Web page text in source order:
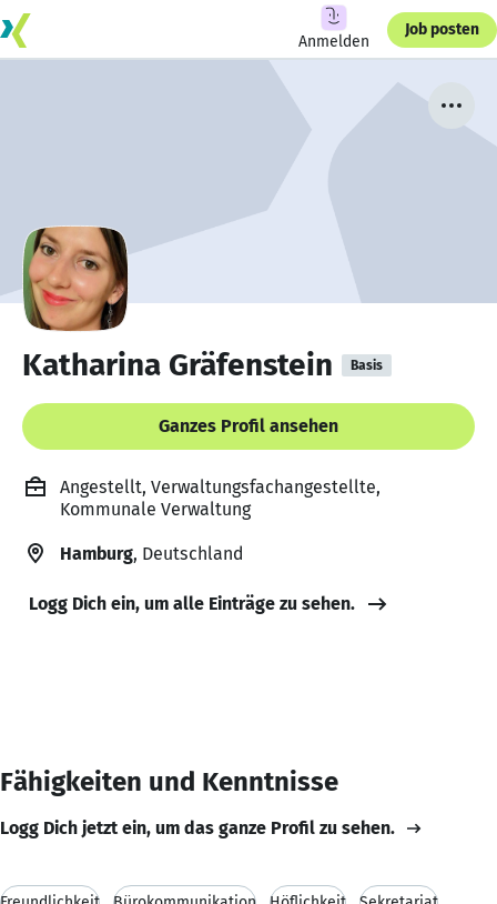
Anmelden
Job posten
Katharina Gräfenstein Basis
Ganzes Profil ansehen
Angestellt, Verwaltungsfachangestellte,
Kommunale Verwaltung
Hamburg, Deutschland
Logg Dich ein, um alle Einträge zu sehen.
Fähigkeiten und Kenntnisse
Logg Dich jetzt ein, um das ganze Profil zu sehen.